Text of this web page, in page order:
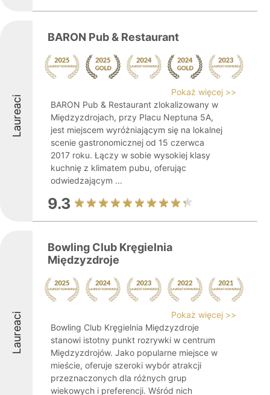
Laureaci
BARON Pub & Restaurant
Pokaż więcej >>
BARON Pub & Restaurant zlokalizowany w
Międzyzdrojach, przy Placu Neptuna 5A,
jest miejscem wyróżniającym się na lokalnej
scenie gastronomicznej od 15 czerwca
2017 roku. Łączy w sobie wysokiej klasy
kuchnię z klimatem pubu, oferując
odwiedzającym ...
9.3
Laureaci
Bowling Club Kręgielnia
Międzyzdroje
Pokaż więcej >>
Bowling Club Kręgielnia Międzyzdroje
stanowi istotny punkt rozrywki w centrum
Międzyzdrojów. Jako popularne miejsce w
mieście, oferuje szeroki wybór atrakcji
przeznaczonych dla różnych grup
wiekowych i preferencji. Wśród nich